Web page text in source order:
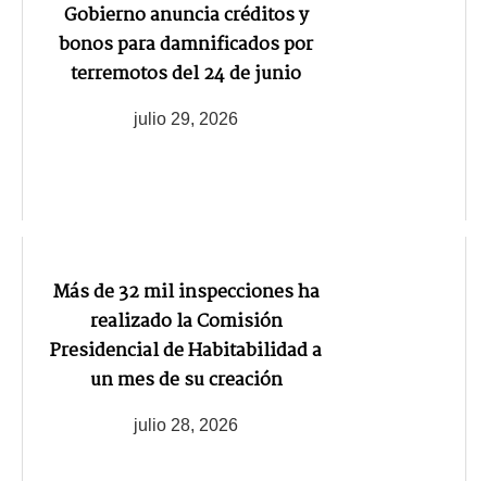
Gobierno anuncia créditos y
bonos para damnificados por
terremotos del 24 de junio
julio 29, 2026
Más de 32 mil inspecciones ha
realizado la Comisión
Presidencial de Habitabilidad a
un mes de su creación
julio 28, 2026